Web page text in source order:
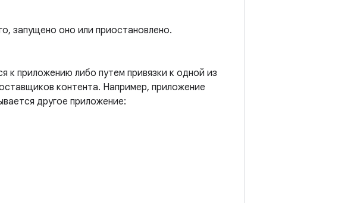
запущено оно или приостановлено.
к приложению либо путем привязки к одной из
контента. Например, приложение
другое приложение: